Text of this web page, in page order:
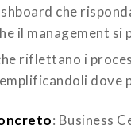
che
il management si
riflettano i
dove
: Business